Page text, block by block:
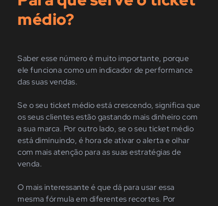
médio?
Saber esse número é muito importante, porque
ele funciona como um indicador de performance
das suas vendas.
Se o seu ticket médio está crescendo, significa que
os seus clientes estão gastando mais dinheiro com
a sua marca. Por outro lado, se o seu ticket médio
está diminuindo, é hora de ativar o alerta e olhar
com mais atenção para as suas estratégias de
venda.
O mais interessante é que dá para usar essa
mesma fórmula em diferentes recortes. Por